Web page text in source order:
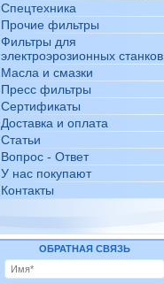
Спецтехника
Прочие фильтры
Фильтры для
электроэрозионных станков
Масла и смазки
Пресс фильтры
Сертификаты
Доставка и оплата
Статьи
Вопрос - Ответ
У нас покупают
Контакты
ОБРАТНАЯ СВЯЗЬ